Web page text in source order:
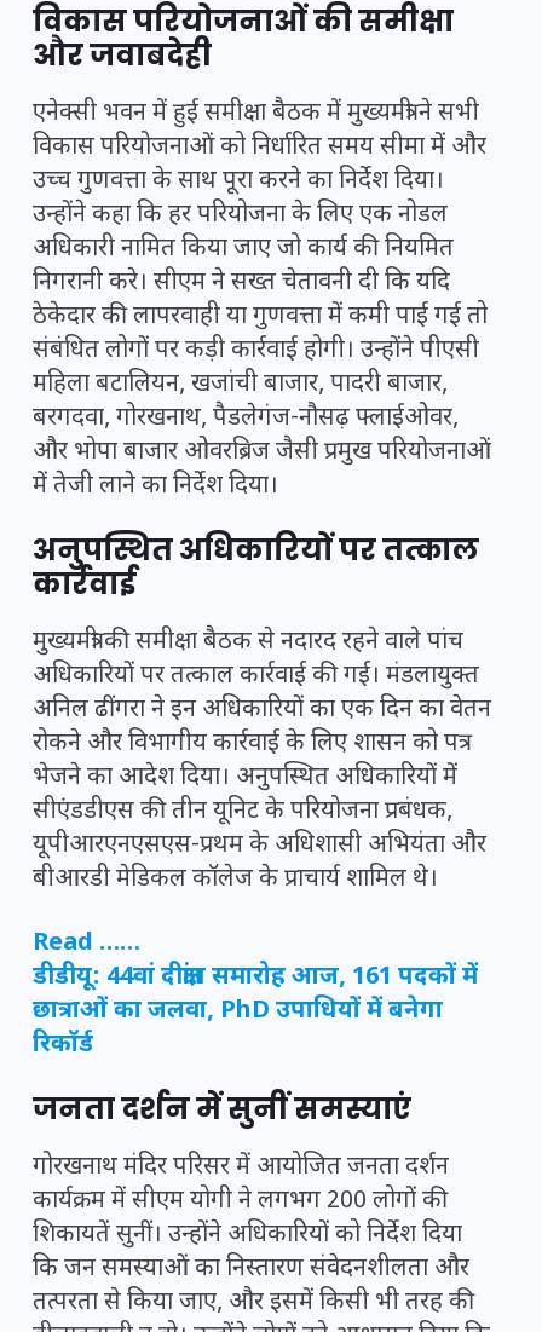
विकास परियोजनाओं की समीक्षा
और जवाबदेही
एनेक्सी भवन में हुई समीक्षा बैठक में मुख्यमंत्री ने सभी
विकास परियोजनाओं को निर्धारित समय सीमा में और
उच्च गुणवत्ता के साथ पूरा करने का निर्देश दिया।
उन्होंने कहा कि हर परियोजना के लिए एक नोडल
अधिकारी नामित किया जाए जो कार्य की नियमित
निगरानी करे। सीएम ने सख्त चेतावनी दी कि यदि
ठेकेदार की लापरवाही या गुणवत्ता में कमी पाई गई तो
संबंधित लोगों पर कड़ी कार्रवाई होगी। उन्होंने पीएसी
महिला बटालियन, खजांची बाजार, पादरी बाजार,
बरगदवा, गोरखनाथ, पैडलेगंज-नौसढ़ फ्लाईओवर,
और भोपा बाजार ओवरब्रिज जैसी प्रमुख परियोजनाओं
में तेजी लाने का निर्देश दिया।
अनुपस्थित अधिकारियों पर तत्काल
कार्रवाई
मुख्यमंत्री की समीक्षा बैठक से नदारद रहने वाले पांच
अधिकारियों पर तत्काल कार्रवाई की गई। मंडलायुक्त
अनिल ढींगरा ने इन अधिकारियों का एक दिन का वेतन
रोकने और विभागीय कार्रवाई के लिए शासन को पत्र
भेजने का आदेश दिया। अनुपस्थित अधिकारियों में
सीएंडडीएस की तीन यूनिट के परियोजना प्रबंधक,
यूपीआरएनएसएस-प्रथम के अधिशासी अभियंता और
बीआरडी मेडिकल कॉलेज के प्राचार्य शामिल थे।
Read ……
डीडीयू: 44वां दीक्षांत समारोह आज, 161 पदकों में
छात्राओं का जलवा, PhD उपाधियों में बनेगा
रिकॉर्ड
जनता दर्शन में सुनीं समस्याएं
गोरखनाथ मंदिर परिसर में आयोजित जनता दर्शन
कार्यक्रम में सीएम योगी ने लगभग 200 लोगों की
शिकायतें सुनीं। उन्होंने अधिकारियों को निर्देश दिया
कि जन समस्याओं का निस्तारण संवेदनशीलता और
तत्परता से किया जाए, और इसमें किसी भी तरह की